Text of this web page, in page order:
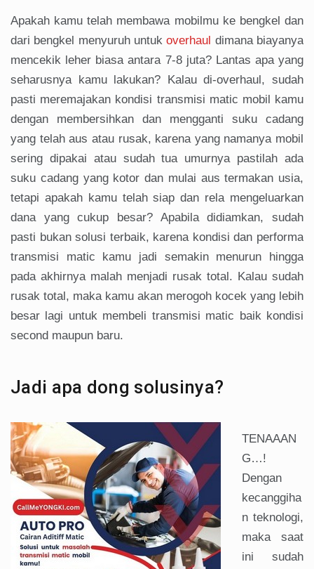
Apakah kamu telah membawa mobilmu ke bengkel dan
dari bengkel menyuruh untukoverhaul dimana biayanya
mencekik leher biasa antara 7-8 juta? Lantas apa yang
seharusnya kamu lakukan? Kalau di-overhaul, sudah
pasti meremajakan kondisi transmisi matic mobil kamu
dengan membersihkan dan mengganti suku cadang
yang telah aus atau rusak, karena yang namanya mobil
sering dipakai atau sudah tua umurnya pastilah ada
suku cadang yang kotor dan mulai aus termakan usia,
tetapi apakah kamu telah siap dan rela mengeluarkan
dana yang cukup besar? Apabila didiamkan, sudah
pasti bukan solusi terbaik, karena kondisi dan performa
transmisi matic kamu jadi semakin menurun hingga
pada akhirnya malah menjadi rusak total. Kalau sudah
rusak total, maka kamu akan merogoh kocek yang lebih
besar lagi untuk membeli transmisi matic baik kondisi
second maupun baru.
Jadi apa dong solusinya?
TENAAAN
G…!
Dengan
kecanggiha
n teknologi,
maka saat
ini sudah